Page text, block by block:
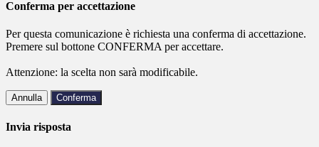
Conferma per accettazione
Per questa comunicazione è richiesta una conferma di accettazione.
Premere sul bottone CONFERMA per accettare.
Attenzione: la scelta non sarà modificabile.
Annulla Conferma
Invia risposta